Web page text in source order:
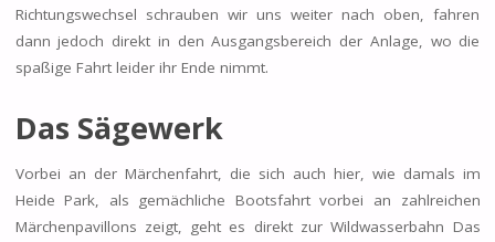
Richtungswechsel schrauben wir uns weiter nach oben, fahren
dann jedoch direkt in den Ausgangsbereich der Anlage, wo die
spaßige Fahrt leider ihr Ende nimmt.
Das Sägewerk
Vorbei an der Märchenfahrt, die sich auch hier, wie damals im
Heide Park, als gemächliche Bootsfahrt vorbei an zahlreichen
Märchenpavillons zeigt, geht es direkt zur Wildwasserbahn Das